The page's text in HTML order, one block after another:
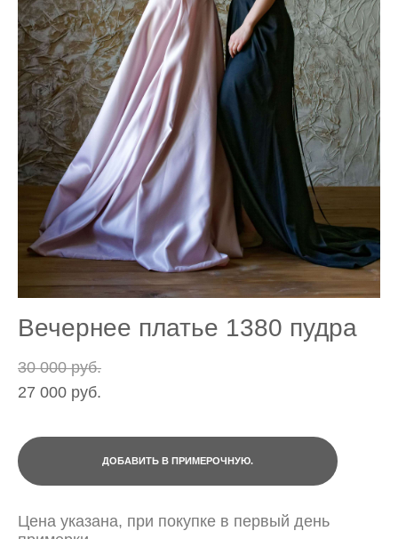
Вечернее платье 1380 пудра
30 000 pуб.
27 000 pуб.
ДОБАВИТЬ В ПРИМЕРОЧНУЮ.
Цена указана, при покупке в первый день